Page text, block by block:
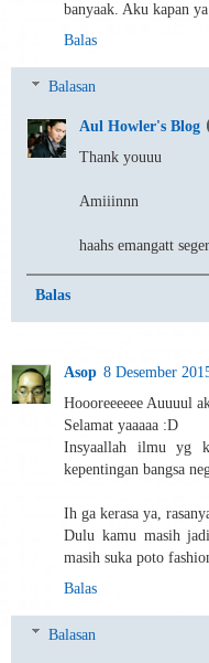
banyaak. Aku kapan
Balas
Balasan
Aul Howler's Blog
Thank youuu
Amiiinnn
haahs emangatt
Balas
Asop 8 Desember
Hoooreeeeee Auuuul
Selamat yaaaaa :D
Insyaallah ilmu yg
kepentingan bangsa
Ih ga kerasa ya,
Dulu kamu masih
masih suka poto
Balas
Balasan